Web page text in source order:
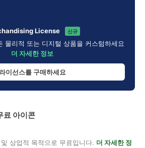
License 신규
물리적 또는 디지털 상품을 커스텀하세요
더 자세한 정보
라이선스를 구매하세요
료 아이콘
상업적 목적으로 무료입니다. 더 자세한 정